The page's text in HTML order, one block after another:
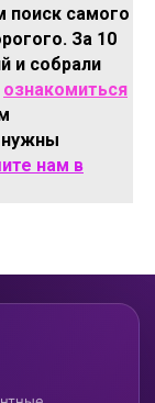
поиск самого
За 10
и собрали
ознакомиться
нужны
нам в